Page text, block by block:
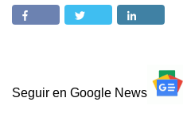
Seguir en Google News